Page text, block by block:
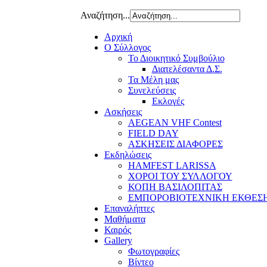
Αναζήτηση...
Αρχική
Ο Σύλλογος
Το Διοικητικό Συμβούλιο
Διατελέσαντα Δ.Σ.
Τα Μέλη μας
Συνελεύσεις
Εκλογές
Ασκήσεις
AEGEAN VHF Contest
FIELD DAY
ΑΣΚΗΣΕΙΣ ΔΙΑΦΟΡΕΣ
Εκδηλώσεις
HAMFEST LARISSA
ΧΟΡΟΙ ΤΟΥ ΣΥΛΛΟΓΟΥ
ΚΟΠΗ ΒΑΣΙΛΟΠΙΤΑΣ
ΕΜΠΟΡΟΒΙΟΤΕΧΝΙΚΗ
Επαναλήπτες
Μαθήματα
Καιρός
Gallery
Φωτογραφίες
Βίντεο